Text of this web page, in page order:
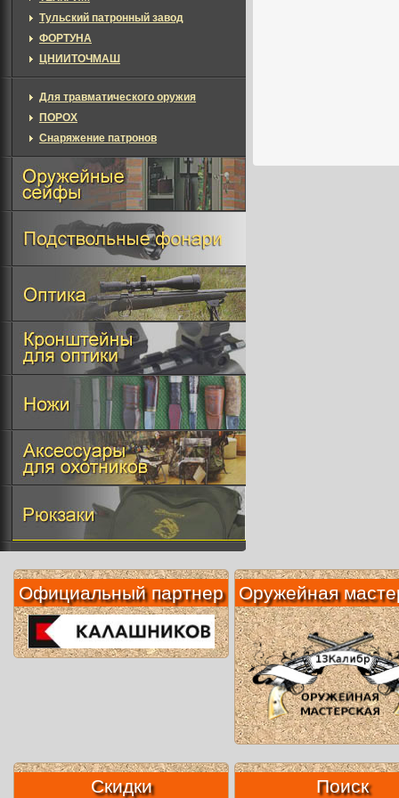
Тульский патронный завод
ФОРТУНА
ЦНИИТОЧМАШ
Для травматического оружия
ПОРОХ
Снаряжение патронов
Официальный партнер Оружейная
Скидки Поиск